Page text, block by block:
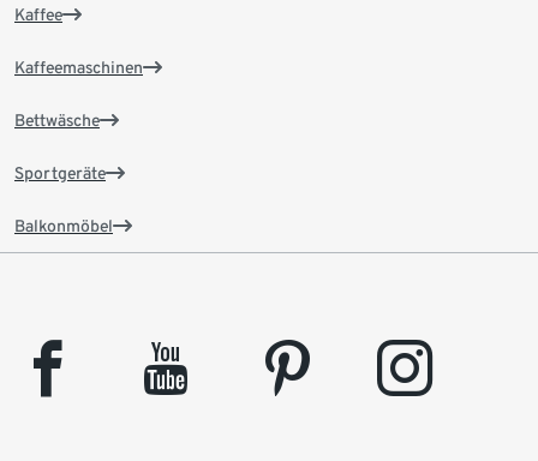
Kaffee
Kaffeemaschinen
Bettwäsche
Sportgeräte
Balkonmöbel
facebook youtube pinterest instagram